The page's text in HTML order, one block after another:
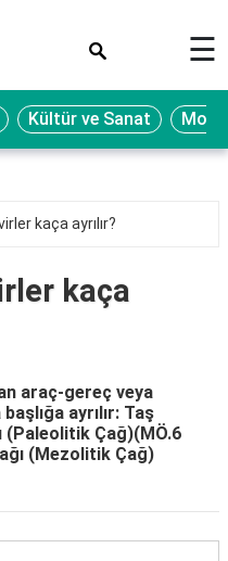
☰
Kültür ve Sanat
kaça ayrılır?
kaça
araç-gereç veya
ayrılır: Taş
(Paleolitik Çağ)(MÖ.6
(Mezolitik Çağ)